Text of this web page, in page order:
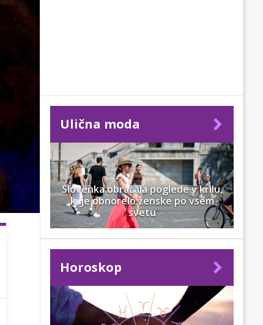
Ulična moda
Slovenka obračala poglede v krilu,
ki je obnorelo ženske po vsem
svetu
Horoskop